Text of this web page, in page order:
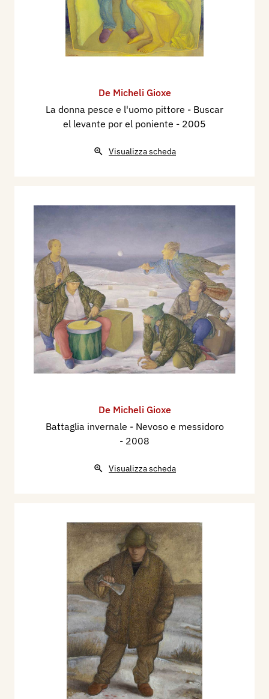
De Micheli Gioxe
La donna pesce e l'uomo pittore - Buscar
el levante por el poniente - 2005
Visualizza scheda
De Micheli Gioxe
Battaglia invernale - Nevoso e messidoro
- 2008
Visualizza scheda